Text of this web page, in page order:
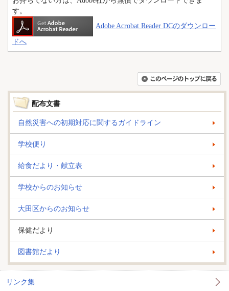
す。
Adobe Acrobat Reader DCのダウンロー
ドへ
配布文書
自然災害への初期対応に関するガイドライン
学校便り
給食だより・献立表
学校からのお知らせ
大田区からのお知らせ
保健だより
図書館だより
リンク集